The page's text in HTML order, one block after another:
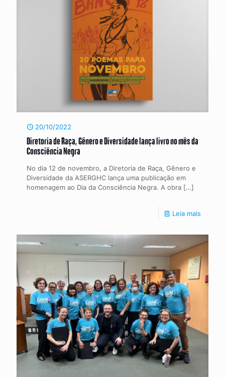
20/10/2022
Diretoria de Raça, Gênero e Diversidade lança livro no mês da
Consciência Negra
No dia 12 de novembro, a Diretoria de Raça, Gênero e
Diversidade da ASERGHC lança uma publicação em
homenagem ao Dia da Consciência Negra. A obra […]
Leia mais